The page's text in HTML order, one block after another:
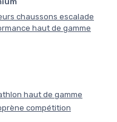
chaussons escalade
haut de gamme
haut de gamme
compétition